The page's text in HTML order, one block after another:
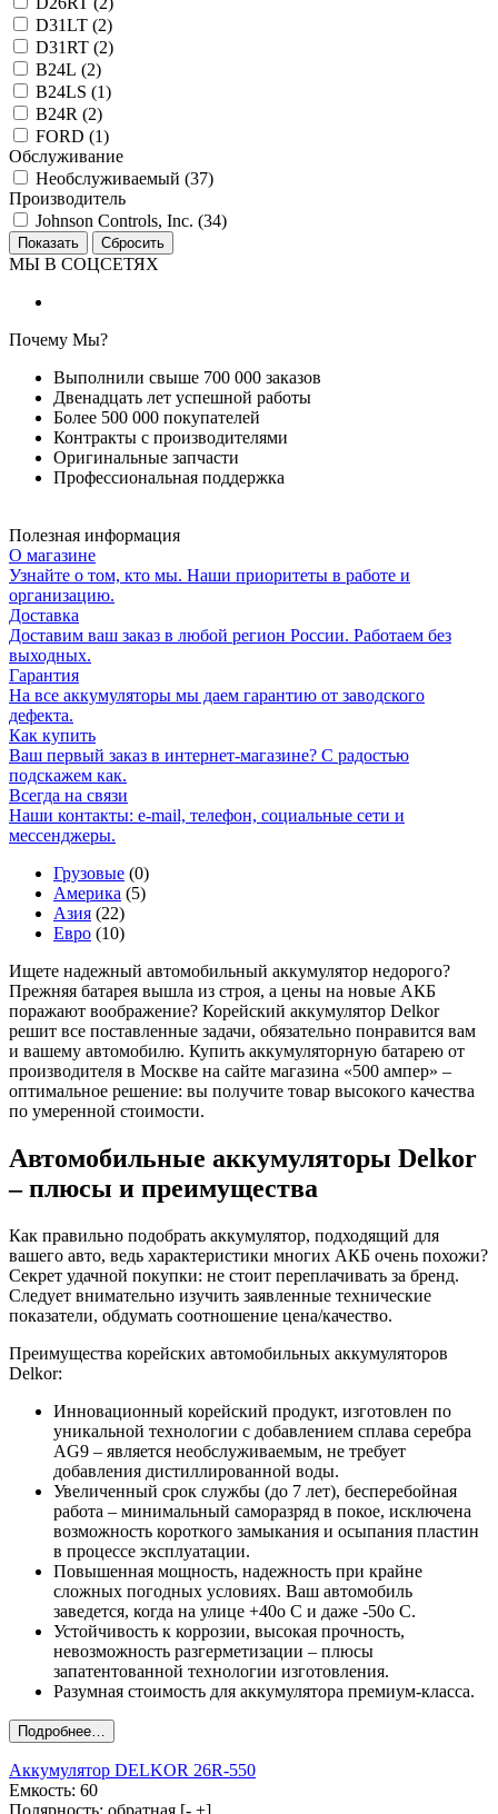
D31LT (2)
D31RT (2)
B24L (2)
B24LS (1)
B24R (2)
FORD (1)
Обслуживание
Необслуживаемый (37)
Производитель
Johnson Controls, Inc. (34)
МЫ В СОЦСЕТЯХ
Почему Мы?
Выполнили свыше 700 000 заказов
Двенадцать лет успешной работы
Более 500 000 покупателей
Контракты с производителями
Оригинальные запчасти
Профессиональная поддержка
Полезная информация
О магазине
Узнайте о том, кто мы. Наши приоритеты в работе и
организацию.
Доставка
Доставим ваш заказ в любой регион России. Работаем без
выходных.
Гарантия
На все аккумуляторы мы даем гарантию от заводского
дефекта.
Как купить
Ваш первый заказ в интернет-магазине? С радостью
подскажем как.
Всегда на связи
Наши контакты: e-mail, телефон, социальные сети и
мессенджеры.
Грузовые (0)
Америка (5)
Азия (22)
Евро (10)
Ищете надежный автомобильный аккумулятор недорого?
Прежняя батарея вышла из строя, а цены на новые АКБ
поражают воображение? Корейский аккумулятор Delkor
решит все поставленные задачи, обязательно понравится вам
и вашему автомобилю. Купить аккумуляторную батарею от
производителя в Москве на сайте магазина «500 ампер» –
оптимальное решение: вы получите товар высокого качества
по умеренной стоимости.
Автомобильные аккумуляторы Delkor
– плюсы и преимущества
Как правильно подобрать аккумулятор, подходящий для
вашего авто, ведь характеристики многих АКБ очень похожи?
Секрет удачной покупки: не стоит переплачивать за бренд.
Следует внимательно изучить заявленные технические
показатели, обдумать соотношение цена/качество.
Преимущества корейских автомобильных аккумуляторов
Delkor:
Инновационный корейский продукт, изготовлен по
уникальной технологии с добавлением сплава серебра
AG9 – является необслуживаемым, не требует
добавления дистиллированной воды.
Увеличенный срок службы (до 7 лет), бесперебойная
работа – минимальный саморазряд в покое, исключена
возможность короткого замыкания и осыпания пластин
в процессе эксплуатации.
Повышенная мощность, надежность при крайне
сложных погодных условиях. Ваш автомобиль
заведется, когда на улице +40о С и даже -50о С.
Устойчивость к коррозии, высокая прочность,
невозможность разгерметизации – плюсы
запатентованной технологии изготовления.
Разумная стоимость для аккумулятора премиум-класса.
Аккумулятор DELKOR 26R-550
Емкость: 60
Полярность: обратная [- +]